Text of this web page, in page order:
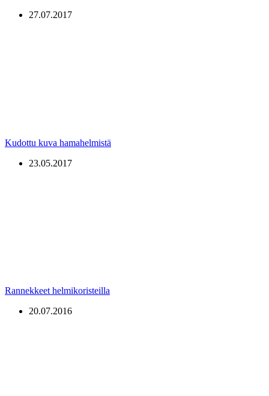
27.07.2017
Kudottu kuva hamahelmistä
23.05.2017
Rannekkeet helmikoristeilla
20.07.2016